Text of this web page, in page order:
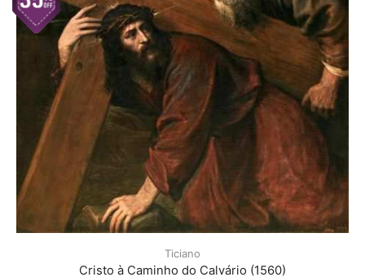
Ticiano
Cristo à Caminho do Calvário (1560)